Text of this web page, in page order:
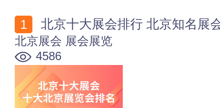
北京十大展会排行 北京知名展
北京展会 展会展览
4586